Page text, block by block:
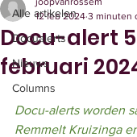
Alle artikelen
Docualerts
Nieuws
Columns
Docu-alert
februari
12 feb 2024 3 minuten
Docu-alerts worden
Remmelt Kruizinga